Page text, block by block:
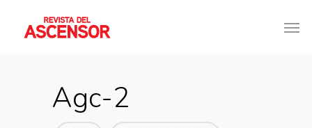
Agc-2